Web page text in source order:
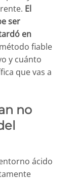
El
ser
en
fiable
y cuánto
que vas a
no
ácido